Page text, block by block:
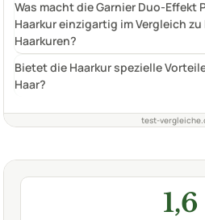
Was macht die Garnier Duo-Effekt
Haarkur einzigartig im Vergleich
Haarkuren?
Bietet die Haarkur spezielle
Haar?
test-
1,6